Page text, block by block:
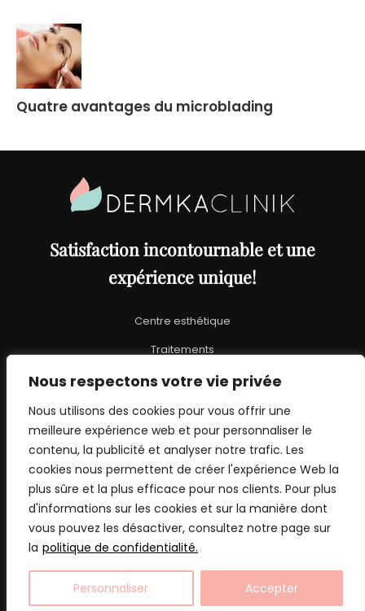
Nous respectons votre vie privée
Nous utilisons des cookies pour vous offrir une
meilleure expérience web et pour personnaliser le
contenu, la publicité et analyser notre trafic. Les
cookies nous permettent de créer l'expérience Web la
plus sûre et la plus efficace pour nos clients. Pour plus
d'informations sur les cookies et sur la manière dont
vous pouvez les désactiver, consultez notre page sur
la politique de confidentialité.
Personnaliser Accepter
Quatre avantages du microblading
Footer
Satisfaction incontournable et une
expérience unique!
Centre esthétique
Traitements
Promotions
À propos
Blogue
07 69 69 99 14
Copyright © 2023 · Tous droits réservés | Agence Web: